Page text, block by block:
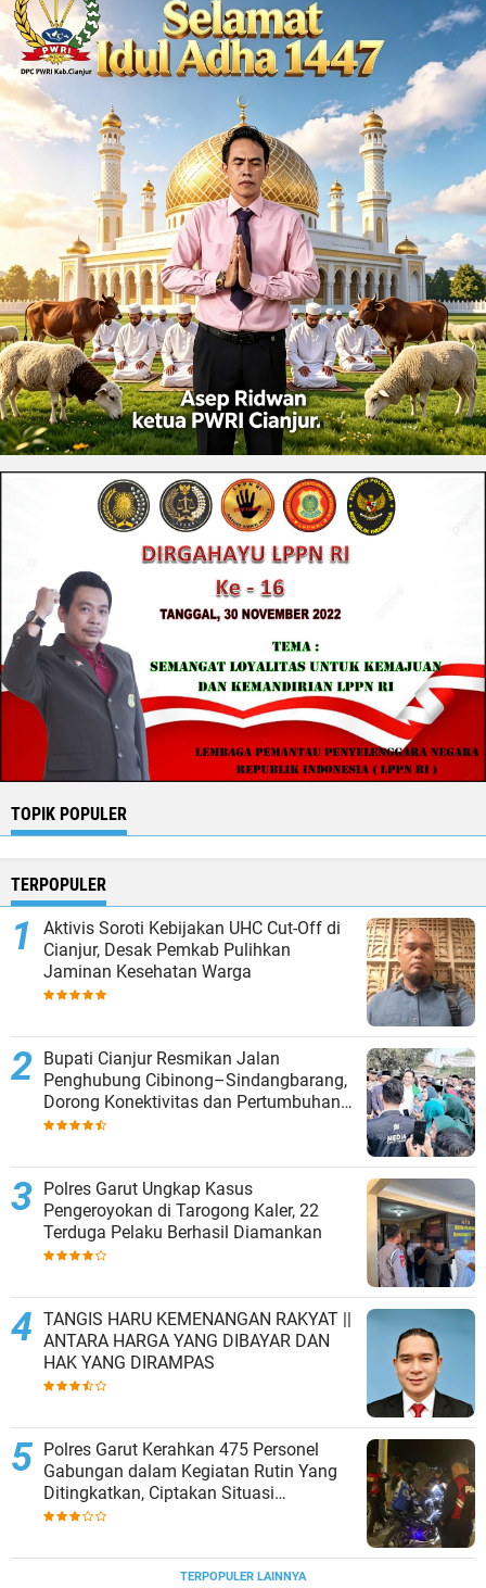
TOPIK POPULER
TERPOPULER
Aktivis Soroti Kebijakan UHC Cut-Off di
Cianjur, Desak Pemkab Pulihkan
Jaminan Kesehatan Warga
Bupati Cianjur Resmikan Jalan
Penghubung Cibinong–Sindangbarang,
Dorong Konektivitas dan Pertumbuhan
Ekonomi Cianjur Selatan
Polres Garut Ungkap Kasus
Pengeroyokan di Tarogong Kaler, 22
Terduga Pelaku Berhasil Diamankan
TANGIS HARU KEMENANGAN RAKYAT ||
ANTARA HARGA YANG DIBAYAR DAN
HAK YANG DIRAMPAS
Polres Garut Kerahkan 475 Personel
Gabungan dalam Kegiatan Rutin Yang
Ditingkatkan, Ciptakan Situasi
Kamtibmas Tetap Aman dan Kondusif
TERPOPULER LAINNYA